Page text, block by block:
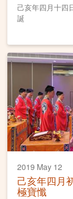
己亥年四月十四
誕
2019 May 12
己亥年四月
極寶懺